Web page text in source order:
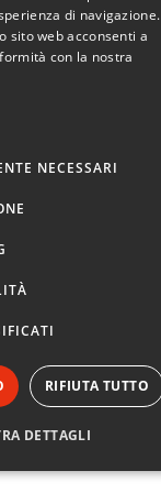
di navigazione.
sito web acconsenti a
con la nostra
NECESSARI
RIFIUTA TUTTO
DETTAGLI